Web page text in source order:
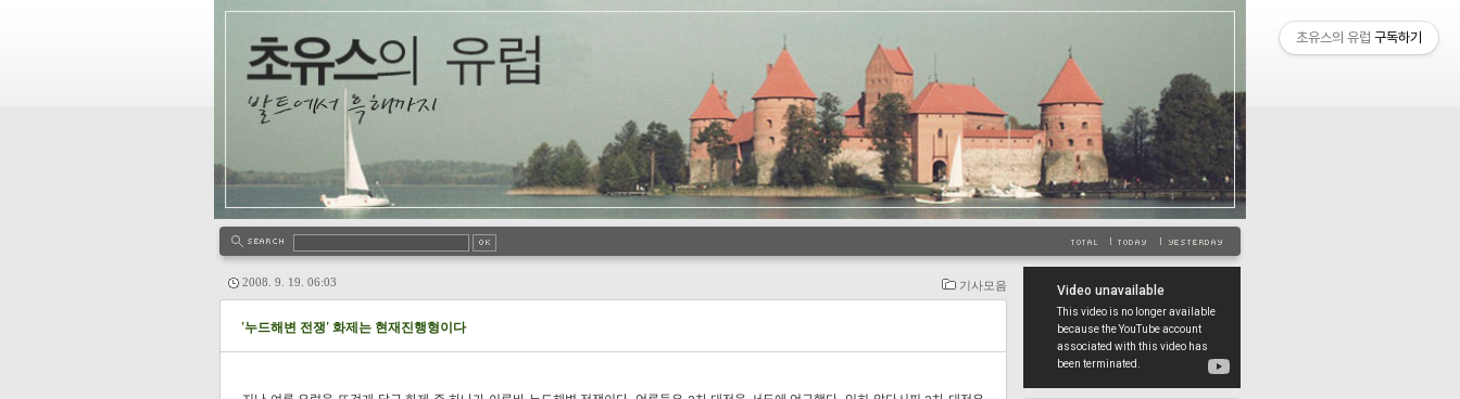
기사모음
2008. 9. 19. 06:03
'누드해변 전쟁' 화제는 현재진행형이다
초유스의 유럽 구독하기